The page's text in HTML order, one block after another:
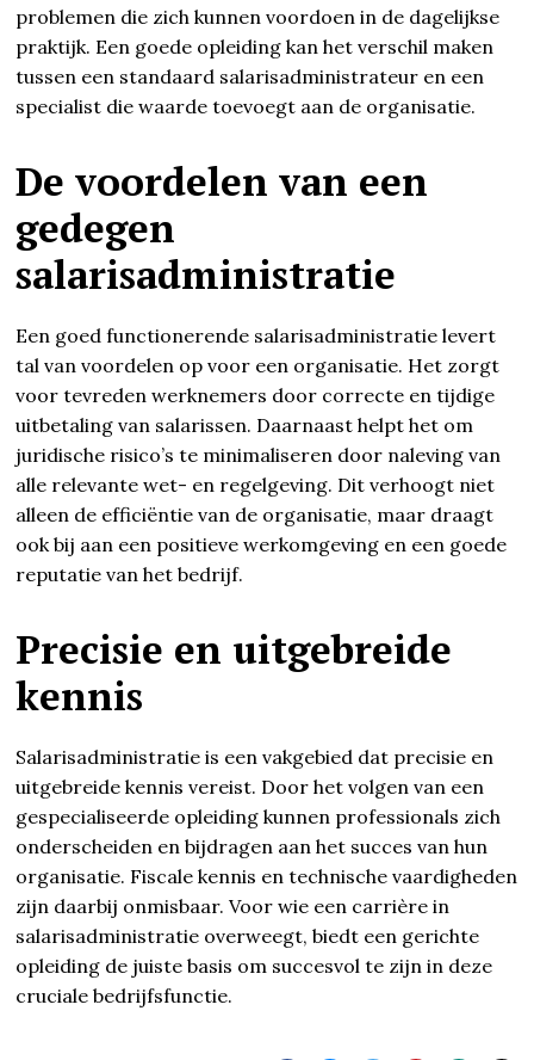
problemen die zich kunnen voordoen in de dagelijkse
praktijk. Een goede opleiding kan het verschil maken
tussen een standaard salarisadministrateur en een
specialist die waarde toevoegt aan de organisatie.
De voordelen van een
gedegen
salarisadministratie
Een goed functionerende salarisadministratie levert
tal van voordelen op voor een organisatie. Het zorgt
voor tevreden werknemers door correcte en tijdige
uitbetaling van salarissen. Daarnaast helpt het om
juridische risico’s te minimaliseren door naleving van
alle relevante wet- en regelgeving. Dit verhoogt niet
alleen de efficiëntie van de organisatie, maar draagt
ook bij aan een positieve werkomgeving en een goede
reputatie van het bedrijf.
Precisie en uitgebreide
kennis
Salarisadministratie is een vakgebied dat precisie en
uitgebreide kennis vereist. Door het volgen van een
gespecialiseerde opleiding kunnen professionals zich
onderscheiden en bijdragen aan het succes van hun
organisatie. Fiscale kennis en technische vaardigheden
zijn daarbij onmisbaar. Voor wie een carrière in
salarisadministratie overweegt, biedt een gerichte
opleiding de juiste basis om succesvol te zijn in deze
cruciale bedrijfsfunctie.